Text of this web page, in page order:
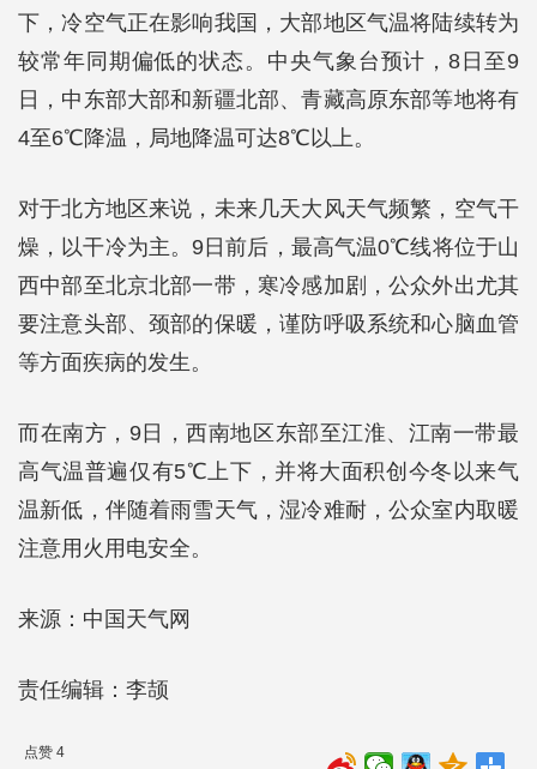
下，冷空气正在影响我国，大部地区气温将陆续转为
较常年同期偏低的状态。中央气象台预计，8日至9
日，中东部大部和新疆北部、青藏高原东部等地将有
4至6℃降温，局地降温可达8℃以上。
对于北方地区来说，未来几天大风天气频繁，空气干
燥，以干冷为主。9日前后，最高气温0℃线将位于山
西中部至北京北部一带，寒冷感加剧，公众外出尤其
要注意头部、颈部的保暖，谨防呼吸系统和心脑血管
等方面疾病的发生。
而在南方，9日，西南地区东部至江淮、江南一带最
高气温普遍仅有5℃上下，并将大面积创今冬以来气
温新低，伴随着雨雪天气，湿冷难耐，公众室内取暖
注意用火用电安全。
来源：中国天气网
责任编辑：李颉
点赞 4